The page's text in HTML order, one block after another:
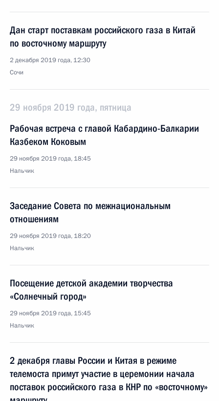
Дан старт поставкам российского газа в Китай
по восточному маршруту
2 декабря 2019 года, 12:30
Сочи
29 ноября 2019 года, пятница
Рабочая встреча с главой Кабардино-Балкарии
Казбеком Коковым
29 ноября 2019 года, 18:45
Нальчик
Заседание Совета по межнациональным
отношениям
29 ноября 2019 года, 18:20
Нальчик
Посещение детской академии творчества
«Солнечный город»
29 ноября 2019 года, 15:45
Нальчик
2 декабря главы России и Китая в режиме
телемоста примут участие в церемонии начала
поставок российского газа в КНР по «восточному»